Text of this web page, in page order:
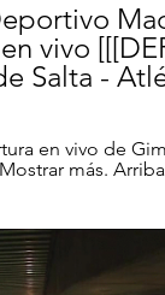
vivo
Salta -
en vivo de
más.